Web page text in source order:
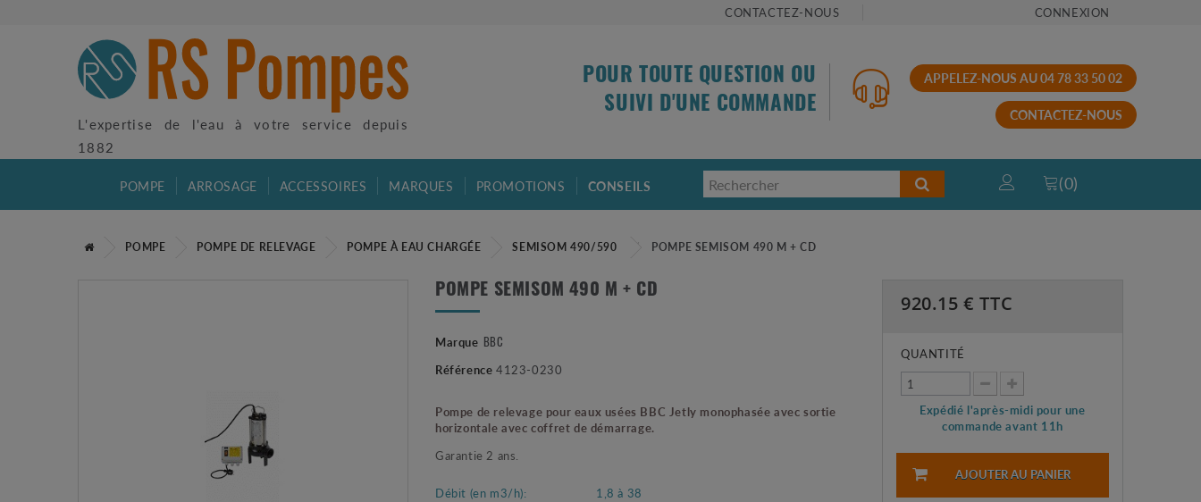
CONTACTEZ-NOUS CONNEXION
L'expertise de l'eau à votre service depuis
1882
POUR TOUTE QUESTION OU
SUIVI D'UNE COMMANDE
APPELEZ-NOUS AU 04 78 33 50 02
CONTACTEZ-NOUS
POMPE ARROSAGE ACCESSOIRES MARQUES PROMOTIONS CONSEILS (0)
POMPE POMPE DE RELEVAGE POMPE À EAU CHARGÉE SEMISOM 490/590 POMPE SEMISOM 490 M + CD
POMPE SEMISOM 490 M + CD
Marque BBC
Référence 4123-0230
Pompe de relevage pour eaux usées BBC Jetly monophasée avec sortie
horizontale avec coffret de démarrage.
Garantie 2 ans.
Débit (en m3/h):
1,8 à 38
920.15 € TTC
QUANTITÉ
Expédié l'après-midi pour une
commande avant 11h
AJOUTER AU PANIER